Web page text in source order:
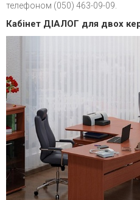
телефоном (050) 463-09-09.
Кабінет ДІАЛОГ для двох